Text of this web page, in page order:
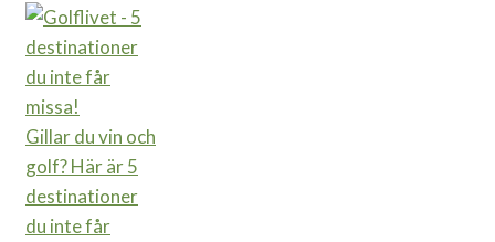
Gillar du vin och
golf? Här är 5
destinationer
du inte får